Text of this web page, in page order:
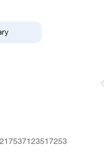
SKU
217537123517253
217537123517253